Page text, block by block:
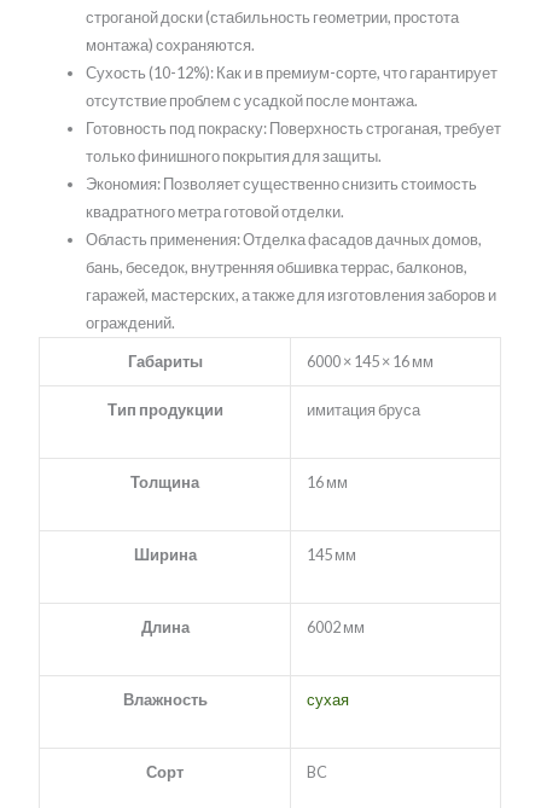
строганой доски (стабильность геометрии, простота
монтажа) сохраняются.
Сухость (10-12%): Как и в премиум-сорте, что гарантирует
отсутствие проблем с усадкой после монтажа.
Готовность под покраску: Поверхность строганая, требует
только финишного покрытия для защиты.
Экономия: Позволяет существенно снизить стоимость
квадратного метра готовой отделки.
Область применения: Отделка фасадов дачных домов,
бань, беседок, внутренняя обшивка террас, балконов,
гаражей, мастерских, а также для изготовления заборов и
ограждений.
Габариты
6000 × 145 × 16 мм
Тип продукции имитация бруса
Толщина 16 мм
Ширина 145 мм
Длина 6002 мм
Влажность сухая
Сорт BC